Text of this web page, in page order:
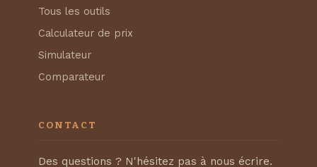
Tous les outils
Calculateur de prix
Simulateur
Comparateur
CONTACT
Des questions ? N'hésitez pas à nous écrire.